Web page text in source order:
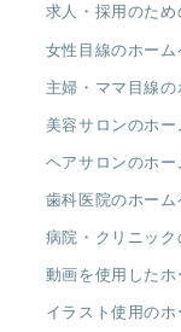
求人・採用のた
女性目線のホーム
主婦・ママ目線
美容サロンのホ
ヘアサロンのホー
歯科医院のホーム
病院・クリニッ
動画を使用したホ
イラスト使用の